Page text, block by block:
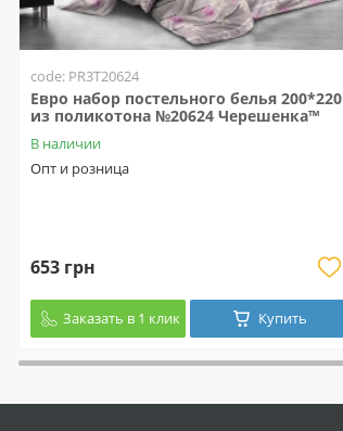
code: PR3T20624
Евро набор постельного белья 200*220
из поликотона №20624 Черешенка™
В наличии
Опт и розница
653 грн
Заказать в 1 клик Купить